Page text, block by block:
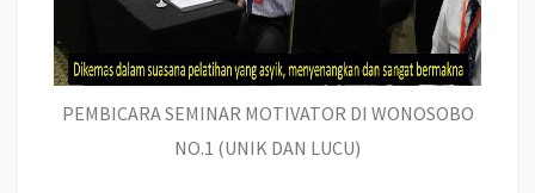
PEMBICARA SEMINAR MOTIVATOR DI WONOSOBO
NO.1 (UNIK DAN LUCU)